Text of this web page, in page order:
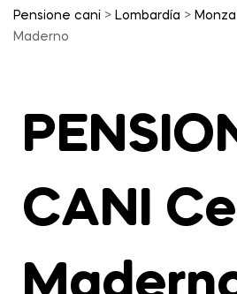
Pensione cani > Lombardía >
Maderno
CANI